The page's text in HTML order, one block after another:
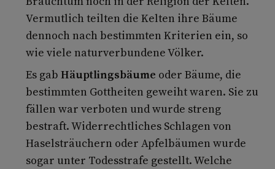
Vermutlich teilten die Kelten ihre Bäume
dennoch nach bestimmten Kriterien ein, so
wie viele naturverbundene Völker.
Es gab Häuptlingsbäume oder Bäume, die
bestimmten Gottheiten geweiht waren. Sie zu
fällen war verboten und wurde streng
bestraft. Widerrechtliches Schlagen von
Haselsträuchern oder Apfelbäumen wurde
sogar unter Todesstrafe gestellt. Welche